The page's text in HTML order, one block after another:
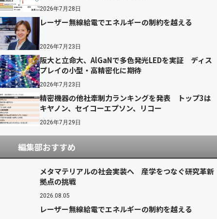
2026年7月28日
レーザー無線給電でエネルギーの制約を越える
2026年7月23日
阪大と立命大、AlGaNで多色発光LEDを実証 ディス
プレイの小型・高精密化に期待
2026年7月23日
精密機器の他社牽制力ランキングを発表 トップ3は
キヤノン、セイコーエプソン、リコー
2026年7月29日
編集部おすすめ
メタマテリアルの社会実装へ 産学をつなぐ研究革新
拠点の挑戦
2026.08.05
レーザー無線給電でエネルギーの制約を越える